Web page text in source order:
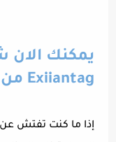
يمكنك الان
Exiiantag من امازون السعودية
إذا ما كنت تفتش